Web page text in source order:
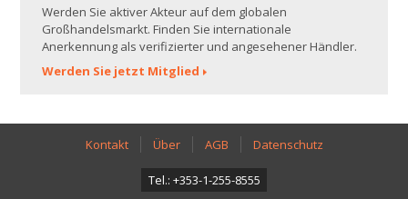
Werden Sie aktiver Akteur auf dem globalen
Großhandelsmarkt. Finden Sie internationale
Anerkennung als verifizierter und angesehener Händler.
Werden Sie jetzt Mitglied
Kontakt Über AGB Datenschutz
Tel.: +353-1-255-8555